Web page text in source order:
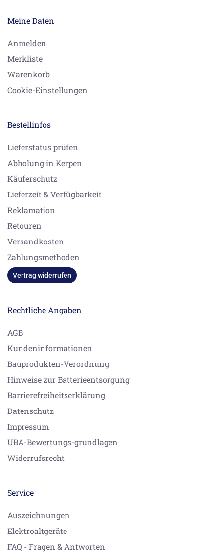
Meine Daten
Anmelden
Merkliste
Warenkorb
Cookie-Einstellungen
Bestellinfos
Lieferstatus prüfen
Abholung in Kerpen
Käuferschutz
Lieferzeit & Verfügbarkeit
Reklamation
Retouren
Versandkosten
Zahlungsmethoden
Vertrag widerrufen
Rechtliche Angaben
AGB
Kundeninformationen
Bauprodukten-Verordnung
Hinweise zur Batterieentsorgung
Barrierefreiheitserklärung
Datenschutz
Impressum
UBA-Bewertungs-grundlagen
Widerrufsrecht
Service
Auszeichnungen
Elektroaltgeräte
FAQ - Fragen & Antworten